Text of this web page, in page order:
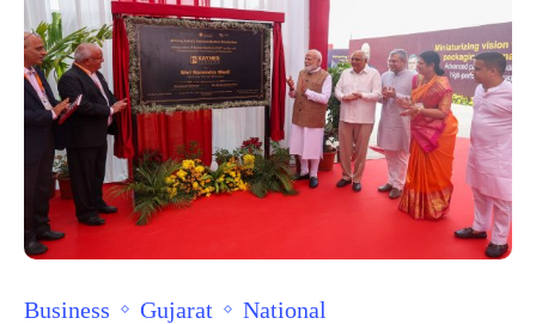
Business Gujarat National